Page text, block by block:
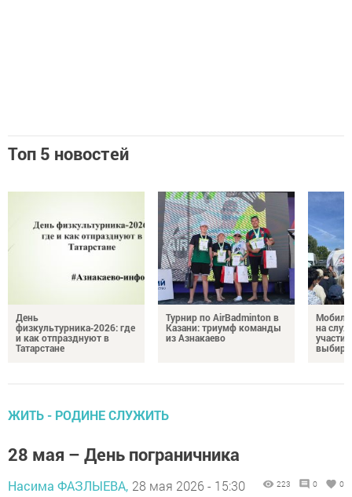
Топ 5 новостей
День
физкультурника‑2026: где
и как отпразднуют в
Татарстане
Турнир по AirBadminton в
Казани: триумф команды
из Азнакаево
на
ЖИТЬ - РОДИНЕ СЛУЖИТЬ
28 мая – День пограничника
Насима ФАЗЛЫЕВА, 28 мая 2026 - 15:30 223 0 0